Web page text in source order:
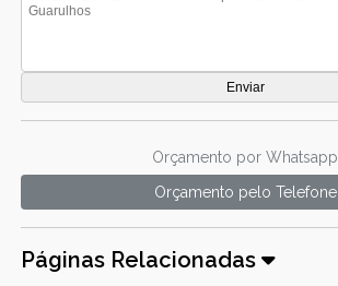
Orçamento por Whatsapp
Orçamento pelo Telefone
Páginas Relacionadas